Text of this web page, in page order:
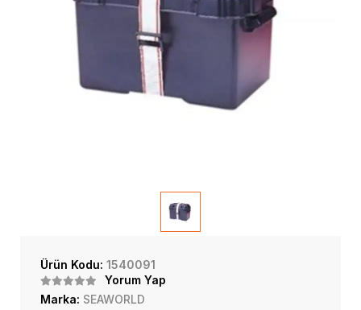
Ürün Kodu: 1540091
Yorum Yap
Marka: SEAWORLD